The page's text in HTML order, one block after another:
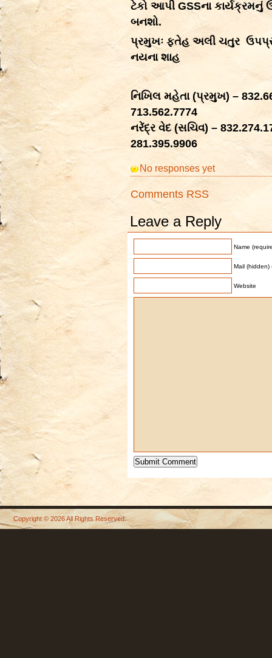
ટેકો આપી GSSના કાર્યક્રમનું
બનશો.
પ્રમુખઃ ફતેહ અલી ચતુર
નયના શાહ
નિખિલ મહેતા (પ્રમુખ) –
713.562.7774
નરેંદ્ર વેદ (સચિવ) –
281.395.9906
No responses yet
Comments RSS
Leave a Reply
Name
Mail (hidden)
Website
Copyright © 2026 All Rights Reserved.